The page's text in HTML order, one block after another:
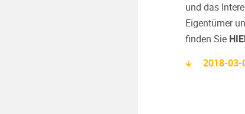
und das
Eigentümer
finden Sie
2018-03-